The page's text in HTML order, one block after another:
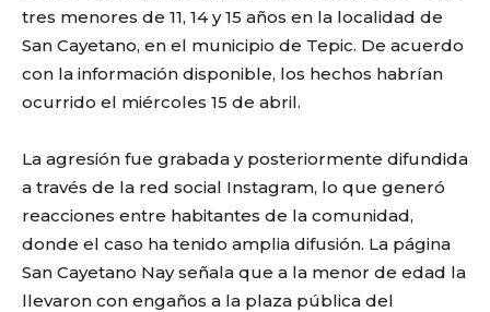
tres menores de 11, 14 y 15 años en la localidad de
San Cayetano, en el municipio de Tepic. De acuerdo
con la información disponible, los hechos habrían
ocurrido el miércoles 15 de abril.
La agresión fue grabada y posteriormente difundida
a través de la red social Instagram, lo que generó
reacciones entre habitantes de la comunidad,
donde el caso ha tenido amplia difusión. La página
San Cayetano Nay señala que a la menor de edad la
llevaron con engaños a la plaza pública del